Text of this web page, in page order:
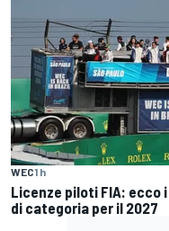
WEC1 h
Licenze piloti FIA: ecco
di categoria per il 2027